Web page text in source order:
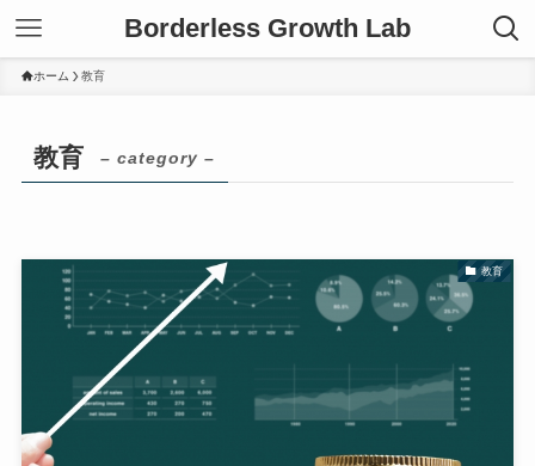
Borderless Growth Lab
ホーム 教育
教育 – category –
教育